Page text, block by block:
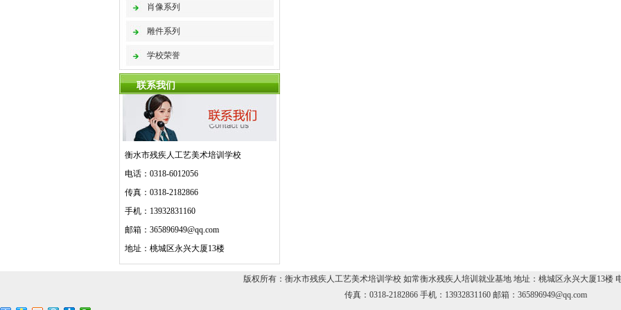
肖像系列
雕件系列
学校荣誉
联系我们
衡水市残疾人工艺美术培训学校
电话：0318-6012056
传真：0318-2182866
手机：13932831160
邮箱：365896949@qq.com
地址：桃城区永兴大厦13楼
版权所有：衡水市残疾人工艺美术培训学校 如常衡水残疾人培训就业基地 地址：桃城区永兴大厦13楼
传真：0318-2182866 手机：13932831160 邮箱：365896949@qq.com